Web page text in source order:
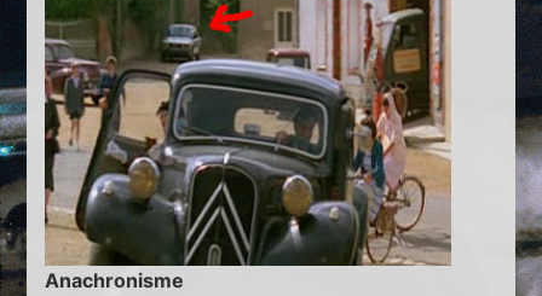
Anachronisme